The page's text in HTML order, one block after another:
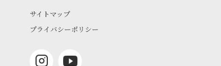
サイトマップ
プライバシーポリシー